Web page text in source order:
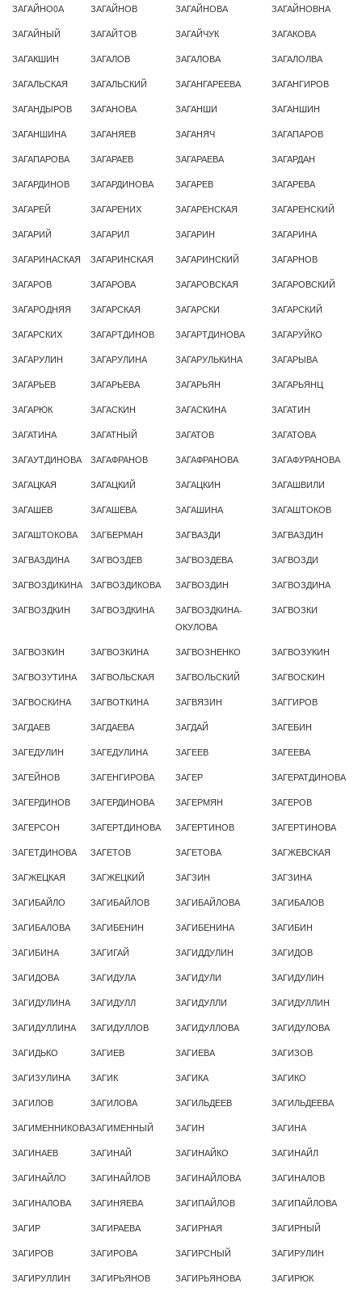
ЗАГАЙНО0А ЗАГАЙНОВ ЗАГАЙНОВА ЗАГАЙНОВНА
ЗАГАЙНЫЙ ЗАГАЙТОВ ЗАГАЙЧУК ЗАГАКОВА
ЗАГАКШИН ЗАГАЛОВ ЗАГАЛОВА ЗАГАЛОЛВА
ЗАГАЛЬСКАЯ ЗАГАЛЬСКИЙ ЗАГАНГАРЕЕВА ЗАГАНГИРОВ
ЗАГАНДЫРОВ ЗАГАНОВА ЗАГАНШИ ЗАГАНШИН
ЗАГАНШИНА ЗАГАНЯЕВ ЗАГАНЯЧ ЗАГАПАРОВ
ЗАГАПАРОВА ЗАГАРАЕВ ЗАГАРАЕВА ЗАГАРДАН
ЗАГАРДИНОВ ЗАГАРДИНОВА ЗАГАРЕВ ЗАГАРЕВА
ЗАГАРЕЙ ЗАГАРЕНИХ ЗАГАРЕНСКАЯ ЗАГАРЕНСКИЙ
ЗАГАРИЙ ЗАГАРИЛ ЗАГАРИН ЗАГАРИНА
ЗАГАРИНАСКАЯ ЗАГАРИНСКАЯ ЗАГАРИНСКИЙ ЗАГАРНОВ
ЗАГАРОВ ЗАГАРОВА ЗАГАРОВСКАЯ ЗАГАРОВСКИЙ
ЗАГАРОДНЯЯ ЗАГАРСКАЯ ЗАГАРСКИ ЗАГАРСКИЙ
ЗАГАРСКИХ ЗАГАРТДИНОВ ЗАГАРТДИНОВА ЗАГАРУЙКО
ЗАГАРУЛИН ЗАГАРУЛИНА ЗАГАРУЛЬКИНА ЗАГАРЫВА
ЗАГАРЬЕВ ЗАГАРЬЕВА ЗАГАРЬЯН ЗАГАРЬЯНЦ
ЗАГАРЮК ЗАГАСКИН ЗАГАСКИНА ЗАГАТИН
ЗАГАТИНА ЗАГАТНЫЙ ЗАГАТОВ ЗАГАТОВА
ЗАГАУТДИНОВА ЗАГАФРАНОВ ЗАГАФРАНОВА ЗАГАФУРАНОВА
ЗАГАЦКАЯ ЗАГАЦКИЙ ЗАГАЦКИН ЗАГАШВИЛИ
ЗАГАШЕВ ЗАГАШЕВА ЗАГАШИНА ЗАГАШТОКОВ
ЗАГАШТОКОВА ЗАГБЕРМАН ЗАГВАЗДИ ЗАГВАЗДИН
ЗАГВАЗДИНА ЗАГВОЗДЕВ ЗАГВОЗДЕВА ЗАГВОЗДИ
ЗАГВОЗДИКИНА ЗАГВОЗДИКОВА ЗАГВОЗДИН ЗАГВОЗДИНА
ЗАГВОЗДКИН ЗАГВОЗДКИНА
ЗАГВОЗДКИНА-
ОКУЛОВА
ЗАГВОЗКИ
ЗАГВОЗКИН ЗАГВОЗКИНА ЗАГВОЗНЕНКО ЗАГВОЗУКИН
ЗАГВОЗУТИНА ЗАГВОЛЬСКАЯ ЗАГВОЛЬСКИЙ ЗАГВОСКИН
ЗАГВОСКИНА ЗАГВОТКИНА ЗАГВЯЗИН ЗАГГИРОВ
ЗАГДАЕВ ЗАГДАЕВА ЗАГДАЙ ЗАГЕБИН
ЗАГЕДУЛИН ЗАГЕДУЛИНА ЗАГЕЕВ ЗАГЕЕВА
ЗАГЕЙНОВ ЗАГЕНГИРОВА ЗАГЕР ЗАГЕРАТДИНОВА
ЗАГЕРДИНОВ ЗАГЕРДИНОВА ЗАГЕРМЯН ЗАГЕРОВ
ЗАГЕРСОН ЗАГЕРТДИНОВА ЗАГЕРТИНОВ ЗАГЕРТИНОВА
ЗАГЕТДИНОВА ЗАГЕТОВ ЗАГЕТОВА ЗАГЖЕВСКАЯ
ЗАГЖЕЦКАЯ ЗАГЖЕЦКИЙ ЗАГЗИН ЗАГЗИНА
ЗАГИБАЙЛО ЗАГИБАЙЛОВ ЗАГИБАЙЛОВА ЗАГИБАЛОВ
ЗАГИБАЛОВА ЗАГИБЕНИН ЗАГИБЕНИНА ЗАГИБИН
ЗАГИБИНА ЗАГИГАЙ ЗАГИДДУЛИН ЗАГИДОВ
ЗАГИДОВА ЗАГИДУЛА ЗАГИДУЛИ ЗАГИДУЛИН
ЗАГИДУЛИНА ЗАГИДУЛЛ ЗАГИДУЛЛИ ЗАГИДУЛЛИН
ЗАГИДУЛЛИНА ЗАГИДУЛЛОВ ЗАГИДУЛЛОВА ЗАГИДУЛОВА
ЗАГИДЬКО ЗАГИЕВ ЗАГИЕВА ЗАГИЗОВ
ЗАГИЗУЛИНА ЗАГИК ЗАГИКА ЗАГИКО
ЗАГИЛОВ ЗАГИЛОВА ЗАГИЛЬДЕЕВ ЗАГИЛЬДЕЕВА
ЗАГИМЕННИКОВАЗАГИМЕННЫЙ ЗАГИН ЗАГИНА
ЗАГИНАЕВ ЗАГИНАЙ ЗАГИНАЙКО ЗАГИНАЙЛ
ЗАГИНАЙЛО ЗАГИНАЙЛОВ ЗАГИНАЙЛОВА ЗАГИНАЛОВ
ЗАГИНАЛОВА ЗАГИНЯЕВА ЗАГИПАЙЛОВ ЗАГИПАЙЛОВА
ЗАГИР ЗАГИРАЕВА ЗАГИРНАЯ ЗАГИРНЫЙ
ЗАГИРОВ ЗАГИРОВА ЗАГИРСНЫЙ ЗАГИРУЛИН
ЗАГИРУЛЛИН ЗАГИРЬЯНОВ ЗАГИРЬЯНОВА ЗАГИРЮК